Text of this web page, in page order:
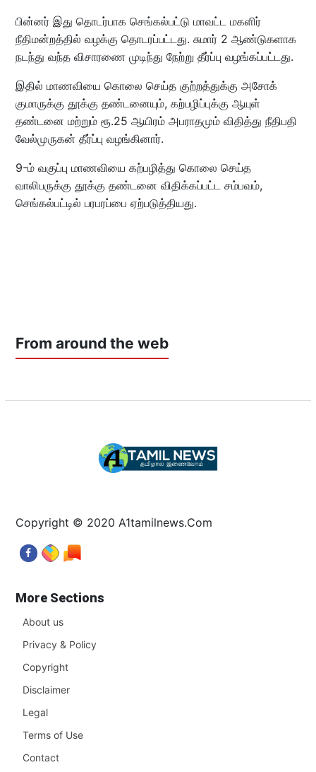
பின்னர் இது தொடர்பாக செங்கல்பட்டு மாவட்ட மகளிர்
நீதிமன்றத்தில் வழக்கு தொடரப்பட்டது. சுமார் 2 ஆண்டுகளாக
நடந்து வந்த விசாரணை முடிந்து நேற்று தீர்ப்பு வழங்கப்பட்டது.
இதில் மாணவியை கொலை செய்த குற்றத்துக்கு அசோக்
குமாருக்கு தூக்கு தண்டனையும், கற்பழிப்புக்கு ஆயுள்
தண்டனை மற்றும் ரூ.25 ஆயிரம் அபராதமும் விதித்து நீதிபதி
வேல்முருகன் தீர்ப்பு வழங்கினார்.
9-ம் வகுப்பு மாணவியை கற்பழித்து கொலை செய்த
வாலிபருக்கு தூக்கு தண்டனை விதிக்கப்பட்ட சம்பவம்,
செங்கல்பட்டில் பரபரப்பை ஏற்படுத்தியது.
From around the web
Copyright © 2020 A1tamilnews.Com
More Sections
About us
Privacy & Policy
Copyright
Disclaimer
Legal
Terms of Use
Contact